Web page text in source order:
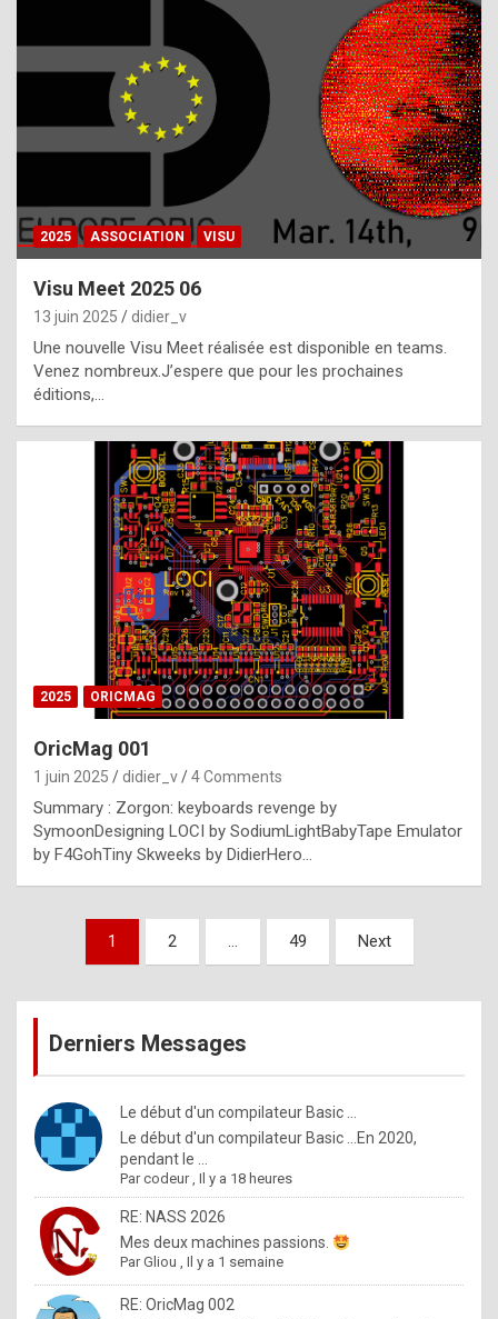
h
a
t
t
e
b
e
s
t
p
h
o
n
y
l
e
x
a
%
m
a
d
b
y
2025 ASSOCIATION VISU
Visu Meet 2025 06
13 juin 2025 didier_v
Une nouvelle Visu Meet réalisée est disponible en teams.
Venez nombreux.J’espere que pour les prochaines
éditions,…
2025 ORICMAG
OricMag 001
1 juin 2025 didier_v 4 Comments
Summary : Zorgon: keyboards revenge by
SymoonDesigning LOCI by SodiumLightBabyTape Emulator
by F4GohTiny Skweeks by DidierHero…
Pagination
publications
1 2 … 49 Next
Derniers Messages
Le début d'un compilateur Basic ...
Le début d'un compilateur Basic ...En 2020,
pendant le ...
Parcodeur,Il y a 18 heures
RE: NASS 2026
Mes deux machines passions.
ParGliou ,Il y a 1 semaine
RE: OricMag 002